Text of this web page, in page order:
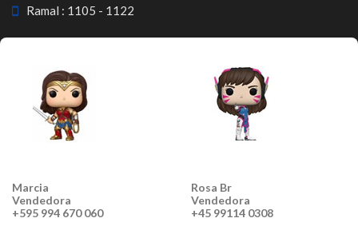
Ramal : 1105 - 1122
Marcia
Vendedora
+595 994 670 060
Rosa Br
Vendedora
+45 99114 0308